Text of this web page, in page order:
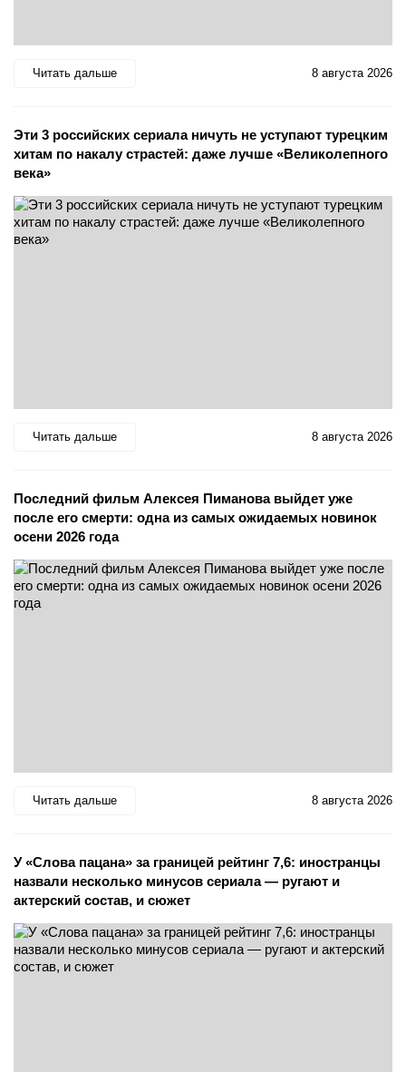
Читать дальше 8 августа 2026
Эти 3 российских сериала ничуть не уступают турецким
хитам по накалу страстей: даже лучше «Великолепного
века»
Читать дальше 8 августа 2026
Последний фильм Алексея Пиманова выйдет уже
после его смерти: одна из самых ожидаемых новинок
осени 2026 года
Читать дальше 8 августа 2026
У «Слова пацана» за границей рейтинг 7,6: иностранцы
назвали несколько минусов сериала — ругают и
актерский состав, и сюжет